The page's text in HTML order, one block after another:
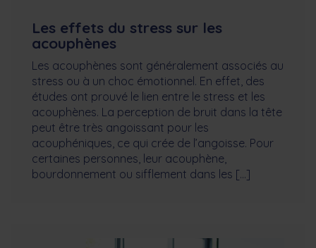
Les effets du stress sur les
acouphènes
Les acouphènes sont généralement associés au
stress ou à un choc émotionnel. En effet, des
études ont prouvé le lien entre le stress et les
acouphènes. La perception de bruit dans la tête
peut être très angoissant pour les
acouphéniques, ce qui crée de l’angoisse. Pour
certaines personnes, leur acouphène,
bourdonnement ou sifflement dans les […]